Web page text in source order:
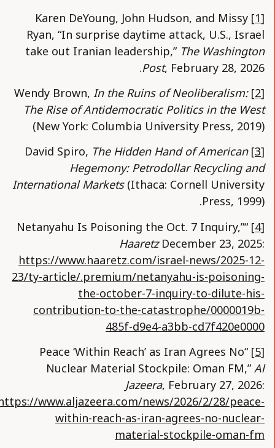
[1]
Karen DeYoung, John Hudson, and Missy
Ryan, “In surprise daytime attack, U.S., Israel
take out Iranian leadership,”The Washington
Post, February 28, 2026.
[2]
Wendy Brown,
In the Ruins of Neoliberalism:
The Rise of Antidemocratic Politics in the West
(New York: Columbia University Press, 2019)
[3]
David Spiro,
The Hidden Hand of American
Hegemony: Petrodollar Recycling and
International Markets(Ithaca: Cornell University
Press, 1999).
[4]
“Netanyahu Is Poisoning the Oct. 7 Inquiry,”
HaaretzDecember 23, 2025:
https://www.haaretz.com/israel-news/2025-12-
23/ty-article/.premium/netanyahu-is-poisoning-
the-october-7-inquiry-to-dilute-his-
contribution-to-the-catastrophe/0000019b-
485f-d9e4-a3bb-cd7f420e0000
[5]
“Peace ‘Within Reach’ as Iran Agrees No
Nuclear Material Stockpile: Oman FM,”Al
Jazeera, February 27, 2026:
www.aljazeera.com/news/2026/2/28/peace-
within-reach-as-iran-agrees-no-nuclear-
material-stockpile-oman-fm